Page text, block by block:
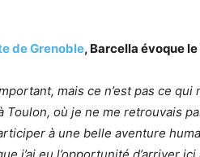
de Grenoble, Barcella évoque
mais ce n’est pas ce
Toulon, où je ne me retrouvais
à une belle aventure